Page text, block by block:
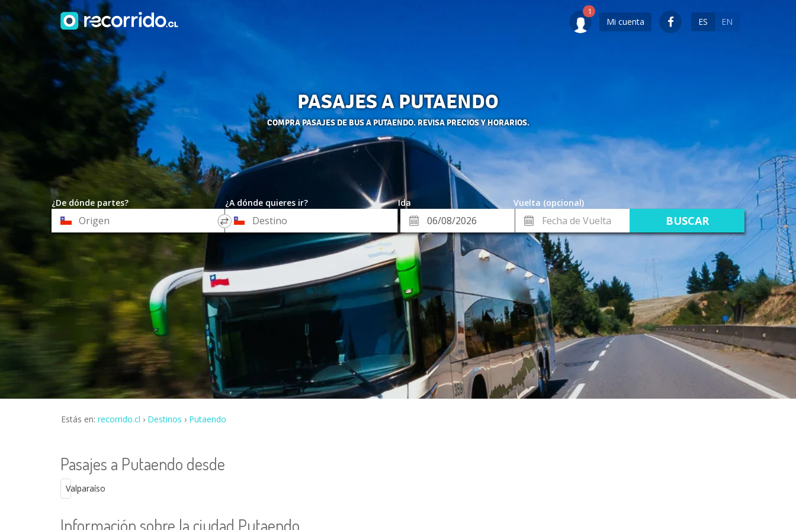
Mi cuenta ES EN
PASAJES A PUTAENDO
COMPRA PASAJES DE BUS A PUTAENDO. REVISA PRECIOS Y HORARIOS.
¿De dónde partes? ¿A dónde quieres ir? Ida
Vuelta (opcional)
Origen
*
Destino
Fecha
Ida
Fecha
de
Vuelta
Estás en: recorrido.cl Destinos Putaendo
Pasajes a Putaendo desde
Valparaíso
Información sobre la ciudad Putaendo